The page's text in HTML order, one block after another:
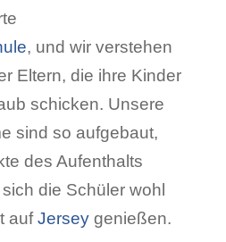
, und wir verstehen
Eltern, die ihre Kinder
schicken. Unsere
sind so aufgebaut,
des Aufenthalts
die Schüler wohl
aufJersey genießen.